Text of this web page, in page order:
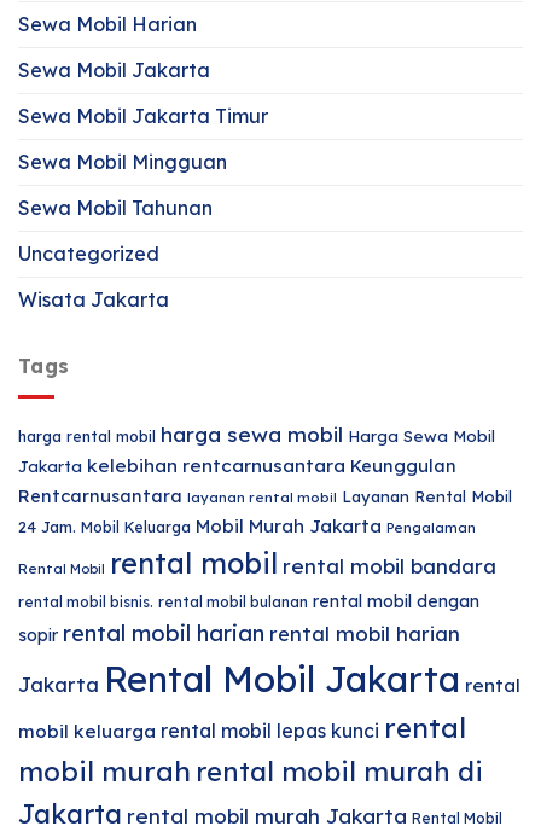
Sewa Mobil Harian
Sewa Mobil Jakarta
Sewa Mobil Jakarta Timur
Sewa Mobil Mingguan
Sewa Mobil Tahunan
Uncategorized
Wisata Jakarta
Tags
harga rental mobil harga sewa mobil Harga Sewa Mobil
Jakarta kelebihan rentcarnusantara Keunggulan
Rentcarnusantara layanan rental mobil Layanan Rental Mobil
24 Jam. Mobil Keluarga Mobil Murah Jakarta Pengalaman
Rental Mobil rental mobil rental mobil bandara
rental mobil bisnis. rental mobil bulanan rental mobil dengan
sopir rental mobil harian rental mobil harian
Jakarta Rental Mobil Jakarta rental
mobil keluarga rental mobil lepas kunci rental
mobil murah rental mobil murah di
Jakarta rental mobil murah Jakarta Rental Mobil